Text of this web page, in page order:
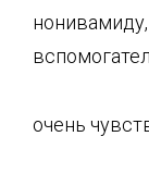
очень